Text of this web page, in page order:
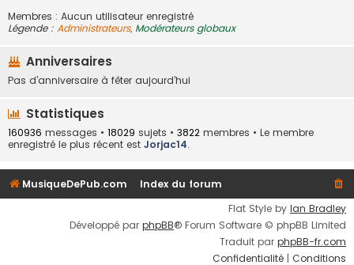
Membres : Aucun utilisateur enregistré
Légende : Administrateurs, Modérateurs globaux
Anniversaires
Pas d’anniversaire à fêter aujourd’hui
Statistiques
160936 messages • 18029 sujets • 3822 membres • Le membre
enregistré le plus récent est Jorjac14.
MusiqueDePub.com
Index du forum
Flat Style by Ian Bradley
Développé par phpBB® Forum Software © phpBB Limited
Traduit par phpBB-fr.com
Confidentialité | Conditions